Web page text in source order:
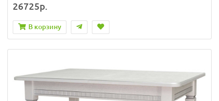
26725р.
В корзину